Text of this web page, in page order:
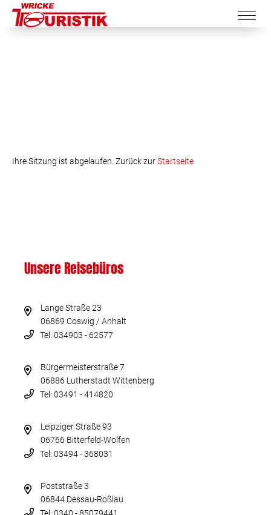
Ihre Sitzung ist abgelaufen. Zurück zurStartseite
Unsere Reisebüros
Lange Straße 23
06869 Coswig / Anhalt
Tel: 034903 - 62577
Bürgermeisterstraße 7
06886 Lutherstadt Wittenberg
Tel: 03491 - 414820
Leipziger Straße 93
06766 Bitterfeld-Wolfen
Tel: 03494 - 368031
Poststraße 3
06844 Dessau-Roßlau